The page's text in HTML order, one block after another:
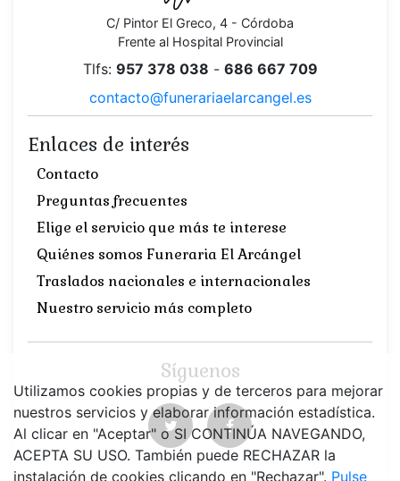
C/ Pintor El Greco, 4 - Córdoba
Frente al Hospital Provincial
Tlfs: 957 378 038 - 686 667 709
contacto@funerariaelarcangel.es
Enlaces de interés
Contacto
Preguntas frecuentes
Elige el servicio que más te interese
Quiénes somos Funeraria El Arcángel
Traslados nacionales e internacionales
Nuestro servicio más completo
Síguenos
Utilizamos cookies propias y de terceros para mejorar
nuestros servicios y elaborar información estadística.
Al clicar en "Aceptar" o SI CONTINÚA NAVEGANDO,
ACEPTA SU USO. También puede RECHAZAR la
instalación de cookies clicando en "Rechazar". Pulse